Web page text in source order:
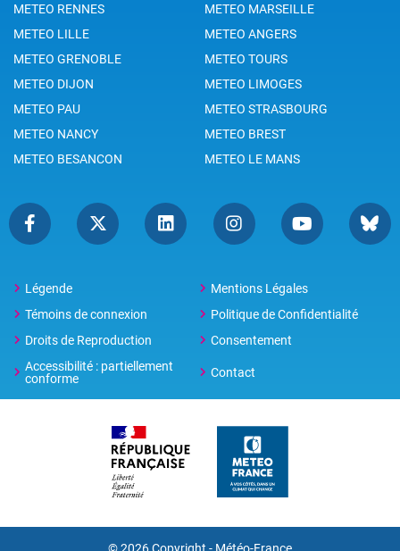
METEO RENNES
METEO MARSEILLE
METEO LILLE
METEO ANGERS
METEO GRENOBLE
METEO TOURS
METEO DIJON
METEO LIMOGES
METEO PAU
METEO STRASBOURG
METEO NANCY
METEO BREST
METEO BESANCON
METEO LE MANS
Légende
Mentions Légales
Témoins de connexion
Politique de Confidentialité
Droits de Reproduction
Consentement
Accessibilité : partiellement
conforme
Contact